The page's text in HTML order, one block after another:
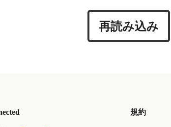
再読み込み
規約